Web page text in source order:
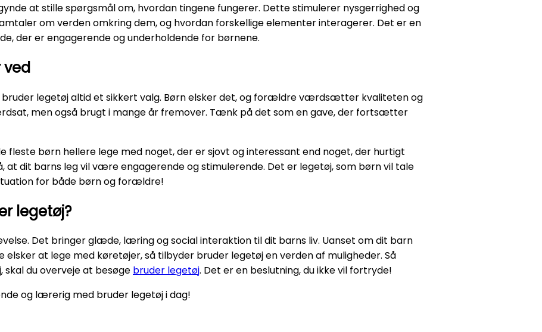
at stille spørgsmål om, hvordan tingene fungerer. Dette stimulerer nysgerrighed og
om verden omkring dem, og hvordan forskellige elementer interagerer. Det er en
der er engagerende og underholdende for børnene.
ved
bruder legetøj altid et sikkert valg. Børn elsker det, og forældre værdsætter kvaliteten og
men også brugt i mange år fremover. Tænk på det som en gave, der fortsætter
børn hellere lege med noget, der er sjovt og interessant end noget, der hurtigt
dit barns leg vil være engagerende og stimulerende. Det er legetøj, som børn vil tale
for både børn og forældre!
legetøj?
Det bringer glæde, læring og social interaktion til dit barns liv. Uanset om dit barn
at lege med køretøjer, så tilbyder bruder legetøj en verden af muligheder. Så
du overveje at besøge bruder legetøj. Det er en beslutning, du ikke vil fortryde!
og lærerig med bruder legetøj i dag!